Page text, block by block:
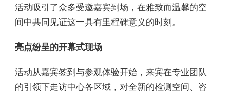
活动吸引了众多受邀嘉宾到场，在雅致而温馨的空
间中共同见证这一具有里程碑意义的时刻。
亮点纷呈的开幕式现场
活动从嘉宾签到与参观体验开始，来宾在专业团队
的引领下走访中心各区域，对全新的检测空间、咨